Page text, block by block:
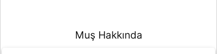
Muş Hakkında